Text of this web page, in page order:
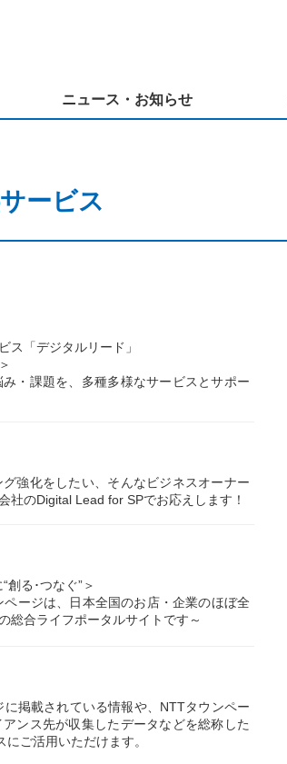
ニュース・お知らせ
ービス
ス「デジタルリード」
・課題を、多種多様なサービスとサポー
強化をしたい、そんなビジネスオーナー
社のDigital Lead for SPでお応えします！
創る･つなぐ”＞
ージは、日本全国のお店・企業のほぼ全
総合ライフポータルサイトです～
掲載されている情報や、NTTタウンペー
ンス先が収集したデータなどを総称した
ご活用いただけます。